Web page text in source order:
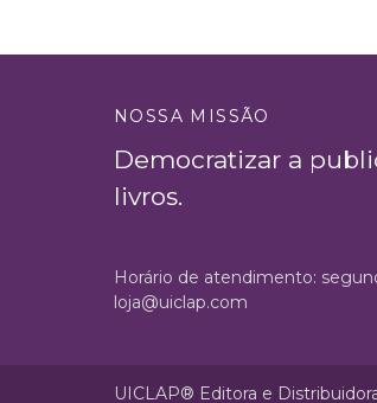
NOSSA MISSÃO
Democratizar a
livros.
Horário de atendimento:
loja@uiclap.com
UICLAP® Editora e